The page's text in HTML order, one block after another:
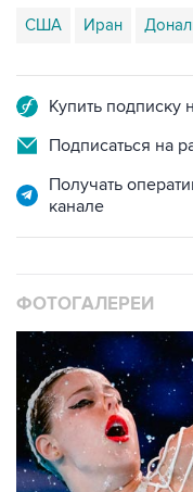
США Иран
Купить подписку
Подписаться на
Получать
канале
ФОТОГАЛЕРЕИ